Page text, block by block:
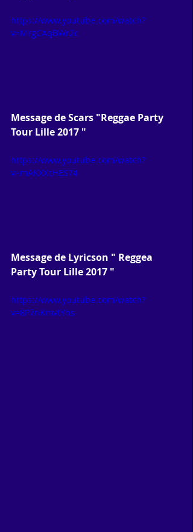
https://www.youtube.com/watch?
v=MrgCAqBWr2c
Message de Scars "Reggae Party
Tour Lille 2017 "
https://www.youtube.com/watch?
v=mAKXXcHES74
Message de Lyricson " Reggea
Party Tour Lille 2017 "
https://www.youtube.com/watch?
v=8P7nKmvtYhs